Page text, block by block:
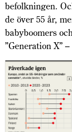
befolkningen.
de över 55 år,
babyboomers
”Generation X”